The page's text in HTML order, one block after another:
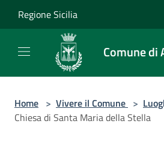
Regione Sicilia
Comune di
Home > Vivere il Comune >
Chiesa di Santa Maria della Stella